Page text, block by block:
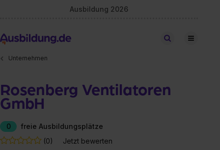
Ausbildung 2026
Stellen finden
Unternehmen
Rosenberg Ventilatoren
GmbH
0
freie Ausbildungsplätze
(0)
Jetzt bewerten